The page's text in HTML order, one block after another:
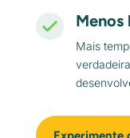
Menos
Mais